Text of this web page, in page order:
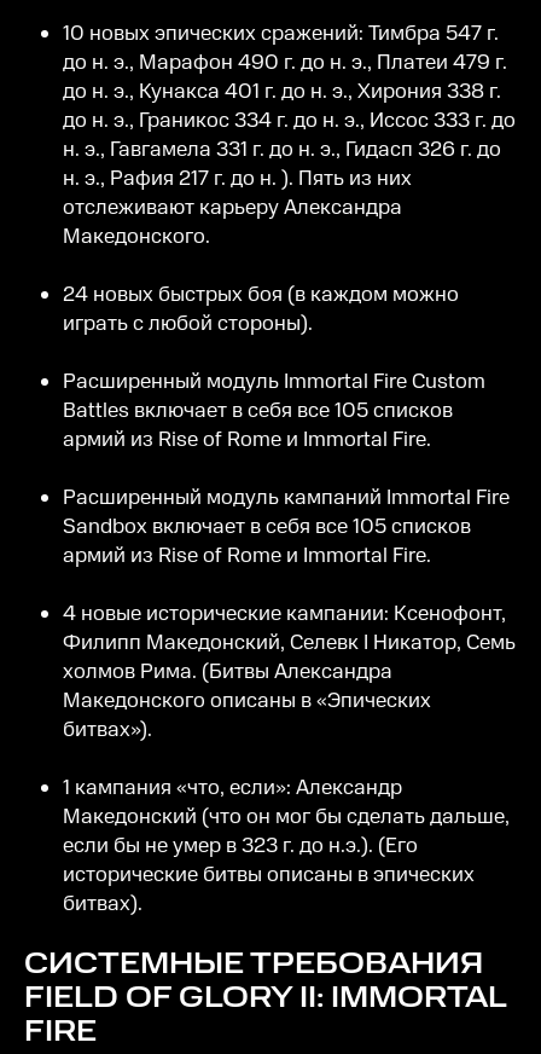
10 новых эпических сражений: Тимбра 547 г.
до н. э., Марафон 490 г. до н. э., Платеи 479 г.
до н. э., Кунакса 401 г. до н. э., Хирония 338 г.
до н. э., Граникос 334 г. до н. э., Иссос 333 г. до
н. э., Гавгамела 331 г. до н. э., Гидасп 326 г. до
н. э., Рафия 217 г. до н. ). Пять из них
отслеживают карьеру Александра
Македонского.
24 новых быстрых боя (в каждом можно
играть с любой стороны).
Расширенный модуль Immortal Fire Custom
Battles включает в себя все 105 списков
армий из Rise of Rome и Immortal Fire.
Расширенный модуль кампаний Immortal Fire
Sandbox включает в себя все 105 списков
армий из Rise of Rome и Immortal Fire.
4 новые исторические кампании: Ксенофонт,
Филипп Македонский, Селевк I Никатор, Семь
холмов Рима. (Битвы Александра
Македонского описаны в «Эпических
битвах»).
1 кампания «что, если»: Александр
Македонский (что он мог бы сделать дальше,
если бы не умер в 323 г. до н.э.). (Его
исторические битвы описаны в эпических
битвах).
СИСТЕМНЫЕ ТРЕБОВАНИЯ
FIELD OF GLORY II: IMMORTAL
FIRE